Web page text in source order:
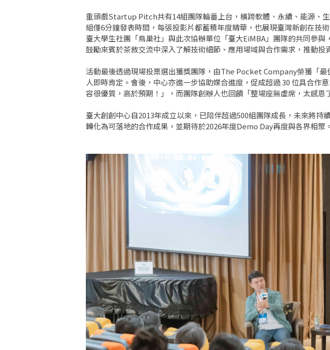
重頭戲Startup Pitch共有14組團隊輪番上台，橫跨軟體、永續、能源、
組僅6分鐘發表時間，每張投影片都蓄積年度精華，也展現臺灣新創在技
臺大學生社團「鳥巢社」與此次協辦單位「臺大EiMBA」團隊的共同參
鼓勵來賓於茶敘交流中深入了解技術細節、應用場域與合作需求，推動投
活動最後透過現場投票選出獲獎團隊，由The Pocket Company榮獲「
人即時肯定。會後，中心亦進一步協助媒合進度，促成超過 30 位具合
容很優質，高於預期！」，而團隊創辦人也回饋「整場座無虛席，太感恩
臺大創創中心自2013年成立以來，已陪伴超過500組團隊成長，未來將
轉化為可落地的合作成果，並期待於2026年度Demo Day再度與各界相聚。